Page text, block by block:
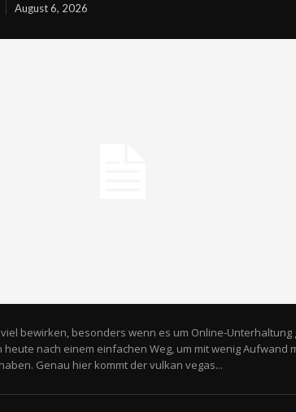
August 6, 2026
bewirken, besonders wenn es um Online-Unterhaltung
heute nach einem einfachen Weg, um mit wenig Aufwand
Genau hier kommt der vulkan vegas...